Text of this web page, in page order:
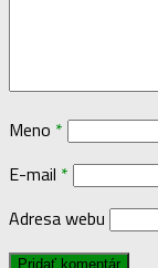
Meno *
E-mail *
Adresa webu